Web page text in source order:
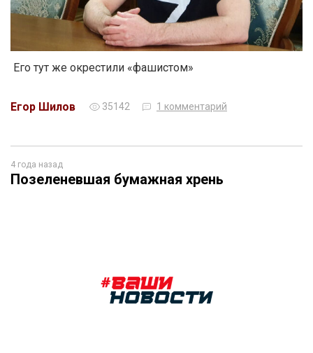
Его тут же окрестили «фашистом»
Егор Шилов 35142 1 комментарий
4 года назад
Позеленевшая бумажная хрень